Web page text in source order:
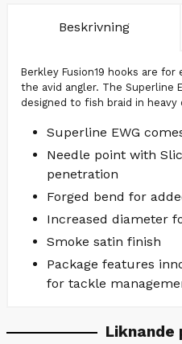
Beskrivning
Berkley Fusion19 hooks are
the avid angler. The Superline
designed to fish braid in heavy
Superline EWG
Needle point with
penetration
Forged bend for
Increased diameter
Smoke satin finish
Package features
for tackle
Liknande